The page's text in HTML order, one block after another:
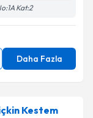
Kat:2
Daha Fazla
Kestem